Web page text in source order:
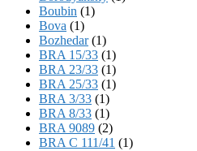
Boubin (1)
Bova (1)
Bozhedar(1)
BRA 15/33 (1)
BRA 23/33 (1)
BRA 25/33 (1)
BRA 3/33 (1)
BRA 8/33 (1)
BRA 9089 (2)
BRA C 111/41 (1)